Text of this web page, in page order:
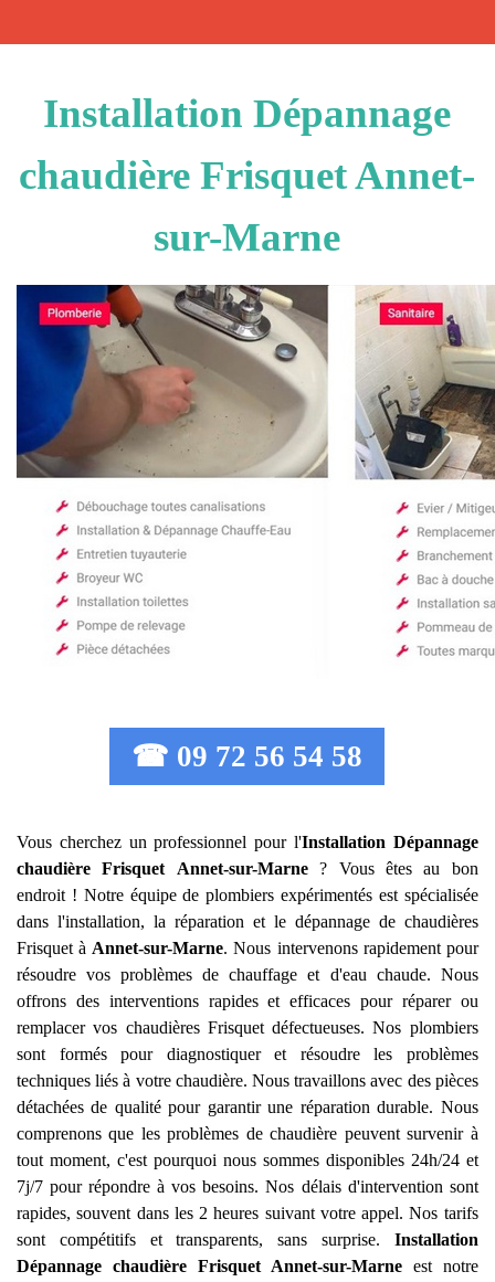
Installation Dépannage
chaudière Frisquet Annet-
sur-Marne
☎ 09 72 56 54 58
Vous cherchez un professionnel pour l'Installation Dépannage
chaudière Frisquet
Annet-sur-Marne? Vous êtes au bon
endroit ! Notre équipe de plombiers expérimentés est spécialisée
dans l'installation, la réparation et le dépannage de chaudières
Frisquet à Annet-sur-Marne. Nous intervenons rapidement pour
résoudre vos problèmes de chauffage et d'eau chaude. Nous
offrons des interventions rapides et efficaces pour réparer ou
remplacer vos chaudières Frisquet défectueuses. Nos plombiers
sont formés pour diagnostiquer et résoudre les problèmes
techniques liés à votre chaudière. Nous travaillons avec des pièces
détachées de qualité pour garantir une réparation durable. Nous
comprenons que les problèmes de chaudière peuvent survenir à
tout moment, c'est pourquoi nous sommes disponibles 24h/24 et
7j/7 pour répondre à vos besoins. Nos délais d'intervention sont
rapides, souvent dans les 2 heures suivant votre appel. Nos tarifs
sont compétitifs et transparents, sans surprise. Installation
Dépannage chaudière Frisquet
Annet-sur-Marne est notre